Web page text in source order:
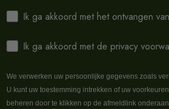
Ik ga akkoord met het ontvangen
Ik ga akkoord met de privacy
We verwerken uw persoonlijke gegevens zoals
U kunt uw toestemming intrekken of uw
beheren door te klikken op de afmeldlink